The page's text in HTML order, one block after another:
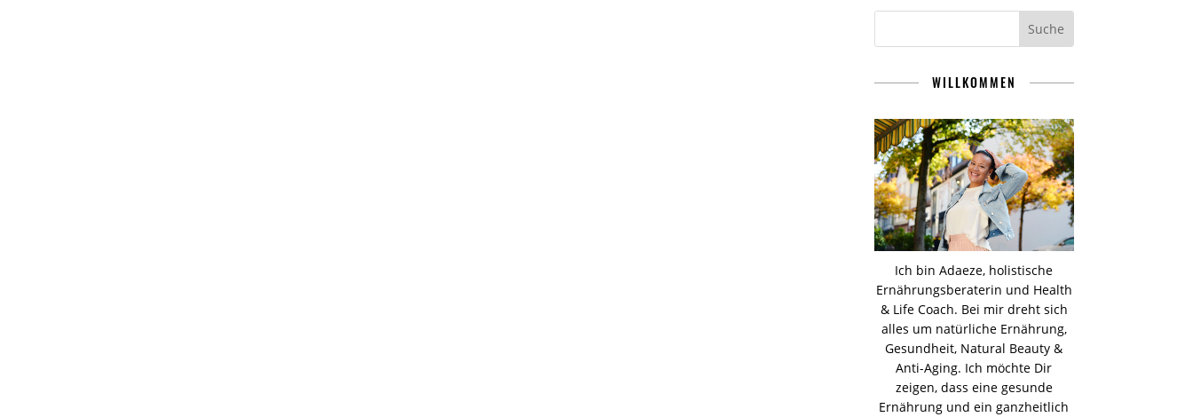
WILLKOMMEN
Ich bin Adaeze, holistische
Ernährungsberaterin und Health
& Life Coach. Bei mir dreht sich
alles um natürliche Ernährung,
Gesundheit, Natural Beauty &
Anti-Aging. Ich möchte Dir
zeigen, dass eine gesunde
Ernährung und ein ganzheitlich